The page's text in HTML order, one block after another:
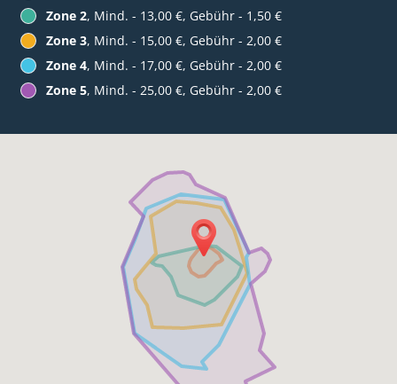
Zone 2, Mind. - 13,00 €, Gebühr - 1,50 €
Zone 3, Mind. - 15,00 €, Gebühr - 2,00 €
Zone 4, Mind. - 17,00 €, Gebühr - 2,00 €
Zone 5, Mind. - 25,00 €, Gebühr - 2,00 €